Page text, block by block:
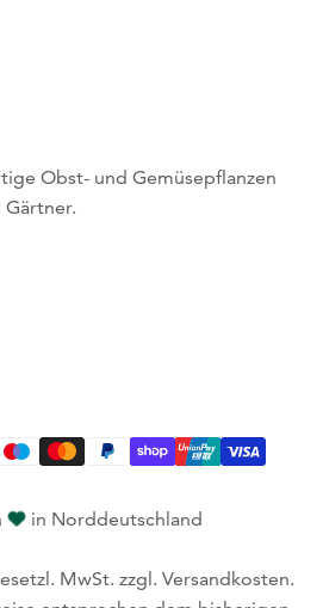
Obst- und Gemüsepflanzen
Gärtner.
in Norddeutschland
MwSt. zzgl. Versandkosten.